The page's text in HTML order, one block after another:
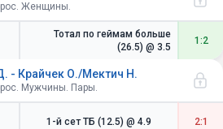
Женщины.
Тотал по геймам больше
(26.5) @ 3.5
1:2
- Крайчек О./Мектич Н.
Мужчины. Пары.
1-й сет ТБ (12.5) @ 4.9 2:1